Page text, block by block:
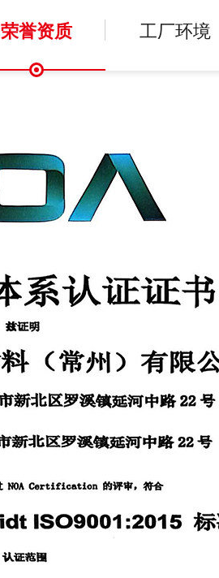
荣誉资质 工厂环境